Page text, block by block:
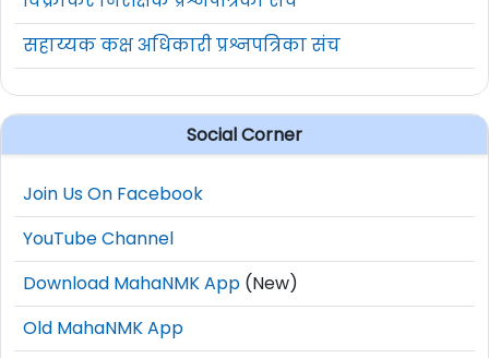
सहाय्यक कक्ष अधिकारी प्रश्नपत्रिका संच
Social Corner
Join Us On Facebook
YouTube Channel
Download MahaNMK App (New)
Old MahaNMK App